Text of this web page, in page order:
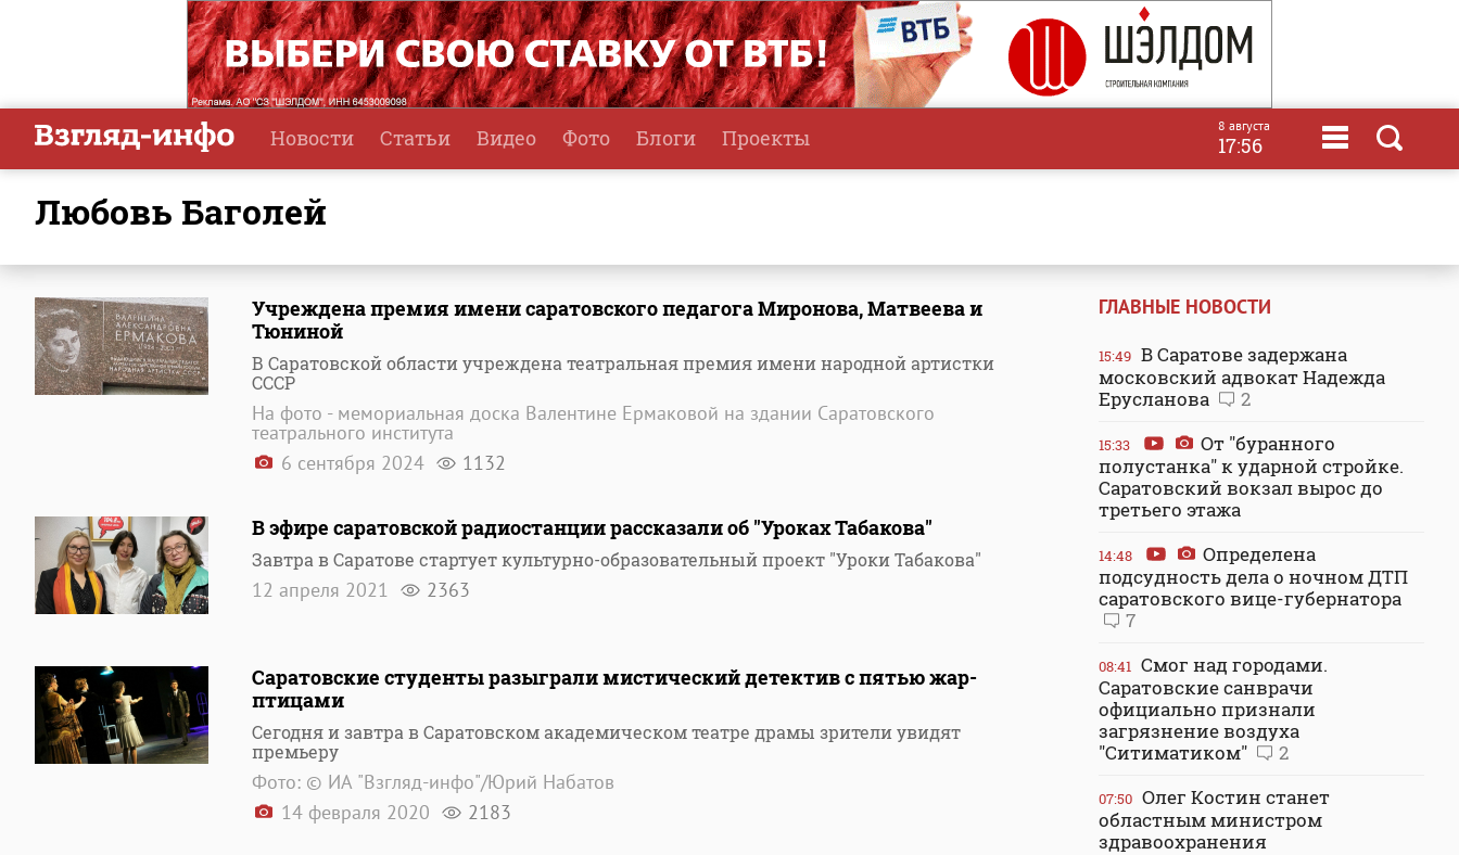
Новости Статьи Видео Фото Блоги Проекты 8 августа
17:56
Любовь Баголей
Учреждена премия имени саратовского педагога Миронова, Матвеева и
Тюниной
В Саратовской области учреждена театральная премия имени народной артистки
СССР
На фото - мемориальная доска Валентине Ермаковой на здании Саратовского
театрального института
6 сентября 2024
1132
В эфире саратовской радиостанции рассказали об "Уроках Табакова"
Завтра в Саратове стартует культурно-образовательный проект "Уроки Табакова"
12 апреля 2021 2363
Саратовские студенты разыграли мистический детектив с пятью жар-
птицами
Сегодня и завтра в Саратовском академическом театре драмы зрители увидят
премьеру
Фото: © ИА "Взгляд-инфо"/Юрий Набатов
14 февраля 2020
2183
ГЛАВНЫЕ НОВОСТИ
15:49 В Саратове задержана
московский адвокат Надежда
Ерусланова
2
15:33
От "буранного
полустанка" к ударной стройке.
Саратовский вокзал вырос до
третьего этажа
14:48
Определена
подсудность дела о ночном ДТП
саратовского вице-губернатора
7
08:41 Смог над городами.
Саратовские санврачи
официально признали
загрязнение воздуха
"Ситиматиком"
2
07:50 Олег Костин станет
областным министром
здравоохранения